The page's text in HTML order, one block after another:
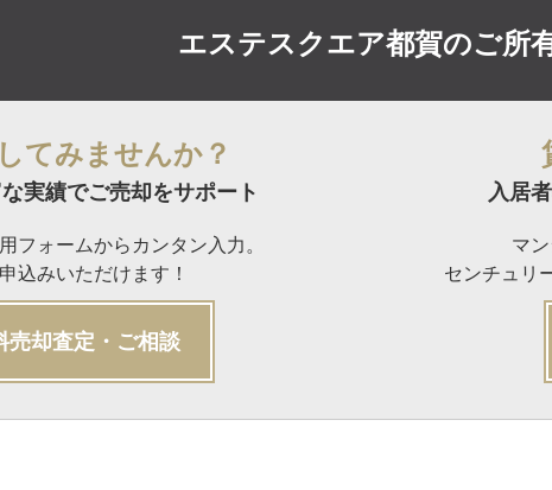
エステスクエア都賀のご所
てみませんか？
実績でご売却をサポート
フォームからカンタン入力。
込みいただけます！
売却査定・ご相談
入居
マ
センチュリ